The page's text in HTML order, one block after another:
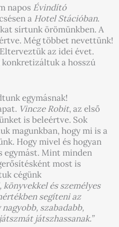
napos Évindító
a Hotel Stációban.
sírtunk örömünkben. A
Még többet nevettünk!
az idei évet.
a hosszú
egymásnak!
Vincze Robit, az első
is beleértve. Sok
magunkban, hogy mi is a
Hogy mivel és hogyan
egymást. Mint minden
most is
cégünk
könyvekkel és személyes
segíteni az
szabadabb,
játszhassanak.”